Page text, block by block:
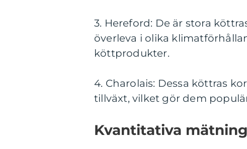
3. Hereford: De är stora
överleva i olika
köttprodukter.
4. Charolais: Dessa köttras
tillväxt, vilket gör dem
Kvantitativa